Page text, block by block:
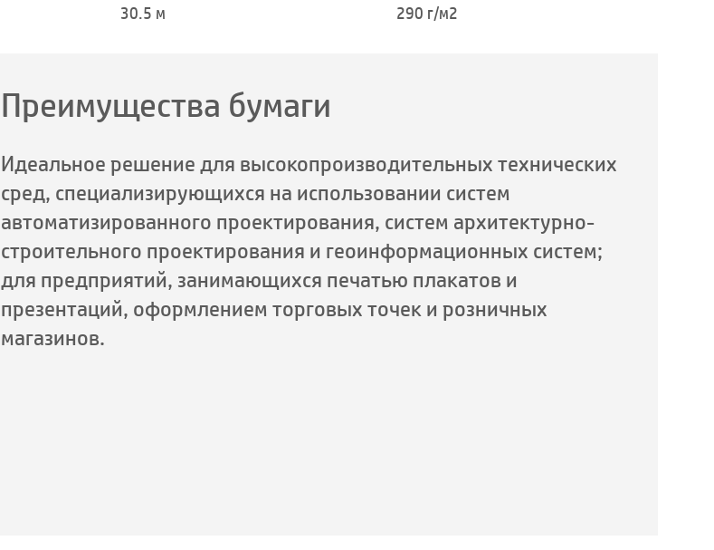
30.5 м 290 г/м2
Преимущества бумаги
Идеальное решение для высокопроизводительных технических
сред, специализирующихся на использовании систем
автоматизированного проектирования, систем архитектурно-
строительного проектирования и геоинформационных систем;
для предприятий, занимающихся печатью плакатов и
презентаций, оформлением торговых точек и розничных
магазинов.